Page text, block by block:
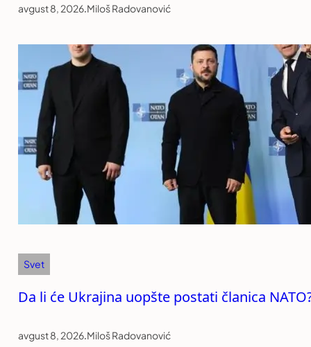
avgust 8, 2026.Miloš Radovanović
Svet
Da li će Ukrajina uopšte postati članica
avgust 8, 2026.Miloš Radovanović